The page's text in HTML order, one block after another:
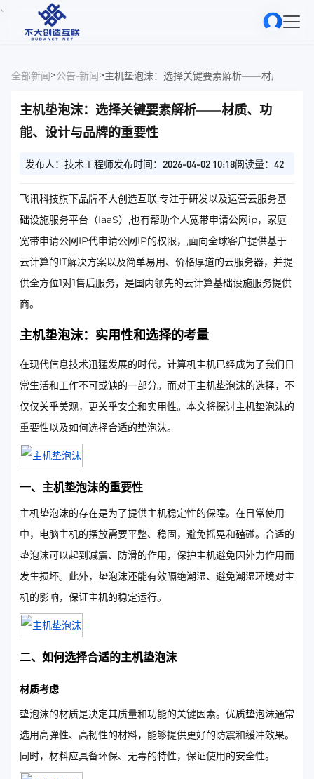
、
全部新闻>公告-新闻>主机垫泡沫：选择关键要素解析——材质、功能
主机垫泡沫：选择关键要素解析——材质、功
能、设计与品牌的重要性
发布人：技术工程师发布时间：2026-04-02 10:18阅读量：42
飞讯科技旗下品牌不大创造互联,专注于研发以及运营云服务基
础设施服务平台（IaaS）,也有帮助个人宽带申请公网ip，家庭
宽带申请公网IP代申请公网IP的权限，,面向全球客户提供基于
云计算的IT解决方案以及简单易用、价格厚道的云服务器，并提
供全方位1对1售后服务，是国内领先的云计算基础设施服务提供
商。
主机垫泡沫：实用性和选择的考量
在现代信息技术迅猛发展的时代，计算机主机已经成为了我们日
常生活和工作不可或缺的一部分。而对于主机垫泡沫的选择，不
仅仅关乎美观，更关乎安全和实用性。本文将探讨主机垫泡沫的
重要性以及如何选择合适的垫泡沫。
一、主机垫泡沫的重要性
主机垫泡沫的存在是为了提供主机稳定性的保障。在日常使用
中，电脑主机的摆放需要平整、稳固，避免摇晃和磕碰。合适的
垫泡沫可以起到减震、防滑的作用，保护主机避免因外力作用而
发生损坏。此外，垫泡沫还能有效隔绝潮湿、避免潮湿环境对主
机的影响，保证主机的稳定运行。
二、如何选择合适的主机垫泡沫
材质考虑
垫泡沫的材质是决定其质量和功能的关键因素。优质垫泡沫通常
选用高弹性、高韧性的材料，能够提供更好的防震和缓冲效果。
同时，材料应具备环保、无毒的特性，保证使用的安全性。